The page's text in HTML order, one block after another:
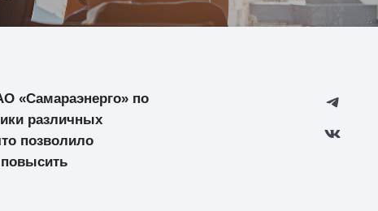
«Самараэнерго» по
различных
позволило